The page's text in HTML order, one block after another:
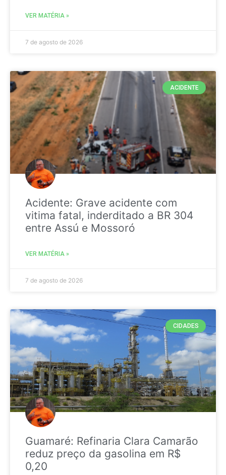
VER MATÉRIA »
7 de agosto de 2026
ACIDENTE
Acidente: Grave acidente com
vitima fatal, inderditado a BR 304
entre Assú e Mossoró
VER MATÉRIA »
7 de agosto de 2026
CIDADES
Guamaré: Refinaria Clara Camarão
reduz preço da gasolina em R$
0,20